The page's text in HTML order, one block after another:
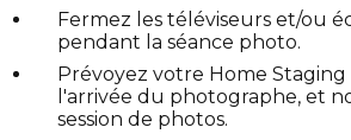
Fermez les téléviseurs et/ou
pendant la séance photo.
Prévoyez votre Home Staging
l'arrivée du photographe, et
session de photos.